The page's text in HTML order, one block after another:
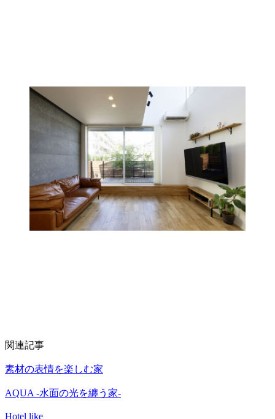
関連記事
素材の表情を楽しむ家
AQUA -水面の光を纏う家-
Hotel like